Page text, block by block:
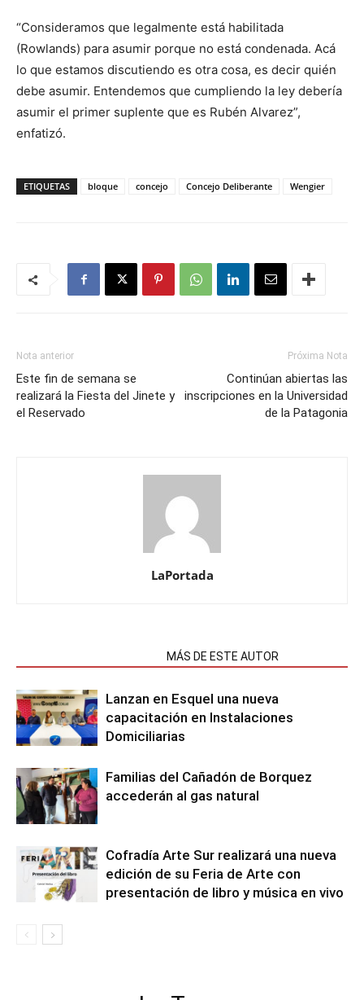
“Consideramos que legalmente está habilitada
(Rowlands) para asumir porque no está condenada. Acá
lo que estamos discutiendo es otra cosa, es decir quién
debe asumir. Entendemos que cumpliendo la ley debería
asumir el primer suplente que es Rubén Alvarez”,
enfatizó.
ETIQUETAS bloque concejo Concejo Deliberante Wengier
Nota anterior
Este fin de semana se
realizará la Fiesta del Jinete y
el Reservado
Próxima Nota
Continúan abiertas las
inscripciones en la Universidad
de la Patagonia
LaPortada
MÁS DE ESTE AUTOR
Lanzan en Esquel una nueva
capacitación en Instalaciones
Domiciliarias
Familias del Cañadón de Borquez
accederán al gas natural
Cofradía Arte Sur realizará una nueva
edición de su Feria de Arte con
presentación de libro y música en vivo